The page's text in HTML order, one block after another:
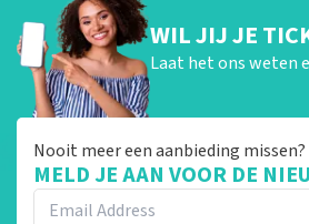
WIL JIJ JE
Laat het ons weten
Nooit meer een aanbieding missen?
MELD JE AAN VOOR DE